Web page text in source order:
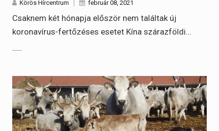
Körös Hírcentrum február 08, 2021
Csaknem két hónapja először nem találtak új
koronavírus-fertőzéses esetet Kína szárazföldi…